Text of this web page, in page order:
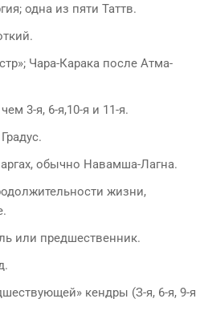
одна из пяти Таттв.
Чара-Карака после Атма-
3-я, 6-я,10-я и 11-я.
обычно Навамша-Лагна.
жизни,
или предшественник.
кендры (З-я, 6-я, 9-я